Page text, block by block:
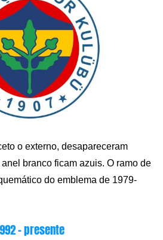
o externo, desapareceram
branco ficam azuis. O ramo de
do emblema de 1979-
– presente